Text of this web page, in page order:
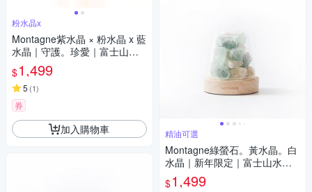
粉水晶x
Montagne紫水晶 × 粉水晶 x 藍
水晶｜守護。珍愛｜富士山水
晶擴香組 精油可選
$1,499
5 (1)
券
加入購物車 精油可選
Montagne綠螢石。黃水晶。白
水晶｜新年限定｜富士山水晶
擴香組 精油可選
$1,499